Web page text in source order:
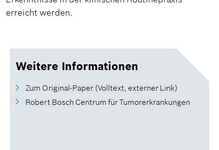
erreicht werden.
Weitere Informationen
Zum Original-Paper (Volltext, externer Link)
Robert Bosch Centrum für Tumorerkrankungen